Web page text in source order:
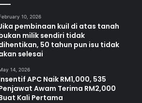
10, 2026
pembinaan kuil di atas tanah
milik sendiri tidak
50 tahun pun isu tidak
selesai
14, 2026
APC Naik RM1,000, 535
Awam Terima RM2,000
Kali Pertama